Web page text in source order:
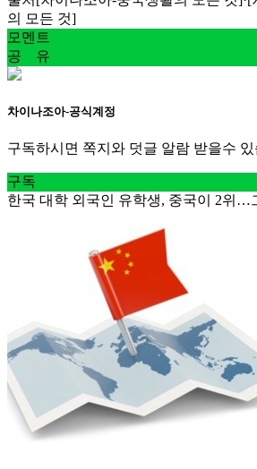
의 모든 것]
모멘트
공 유
차이나조아-공식계정
구독하시면 쪽지와 덧글 알람 받을수
구독
한국 대학 외국인 유학생, 중국이 2위…